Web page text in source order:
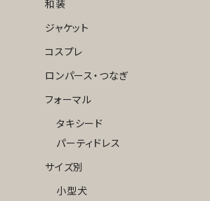
和装
ジャケット
コスプレ
ロンパース・つなぎ
フォーマル
タキシード
パーティドレス
サイズ別
小型犬